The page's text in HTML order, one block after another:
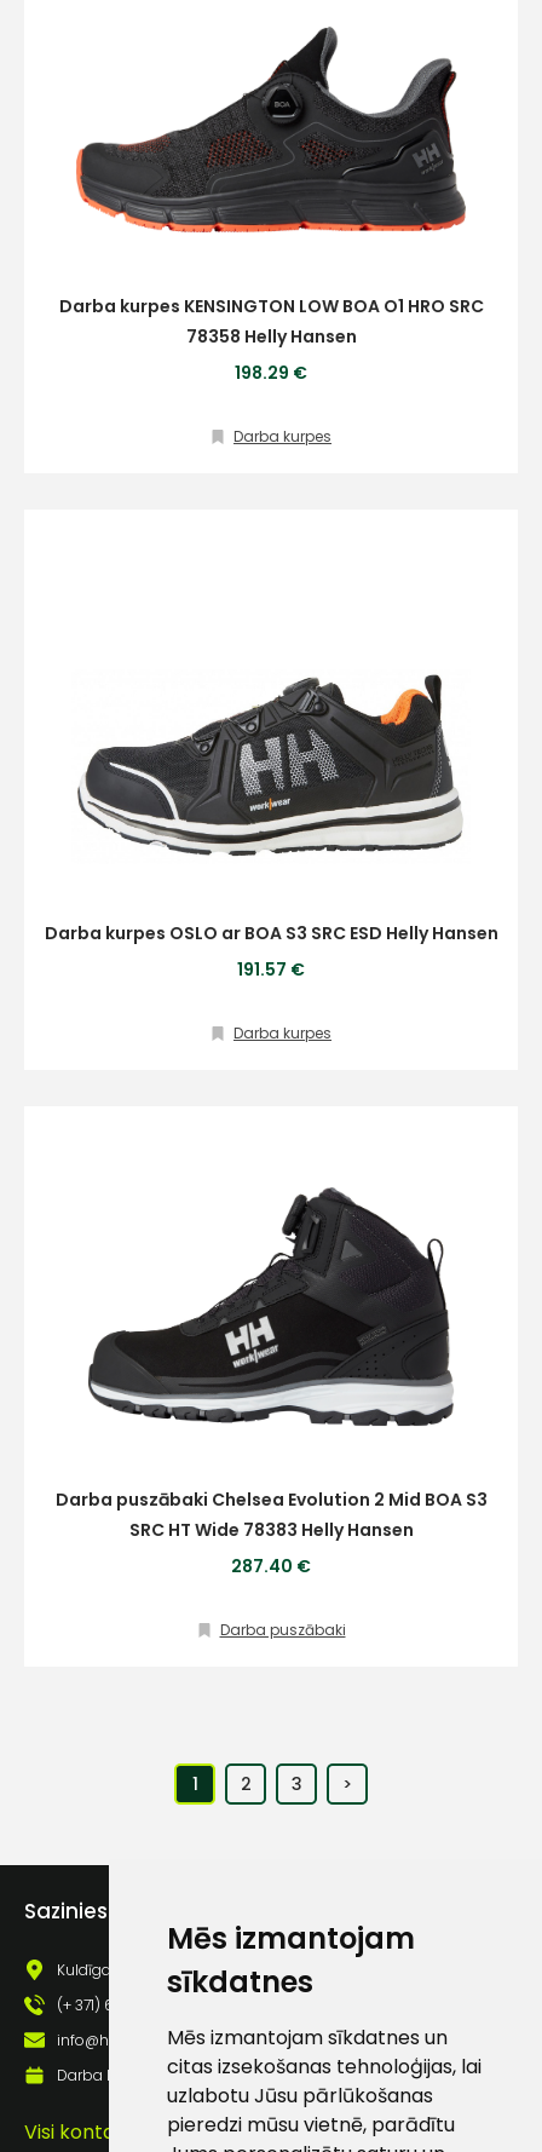
Mēs izmantojam
sīkdatnes
Mēs izmantojam sīkdatnes un
citas izsekošanas tehnoloģijas, lai
uzlabotu Jūsu pārlūkošanas
pieredzi mūsu vietnē, parādītu
Darba kurpes KENSINGTON LOW BOA O1 HRO SRC
78358 Helly Hansen
198.29 €
Darba kurpes
Darba kurpes OSLO ar BOA S3 SRC ESD Helly Hansen
191.57 €
Darba kurpes
Darba puszābaki Chelsea Evolution 2 Mid BOA S3
SRC HT Wide 78383 Helly Hansen
287.40 €
Darba puszābaki
1 2 3 >
Sazinies ar mums
Kuldīgas iela 69a, Saldus, Saldus nov., LV - 3801
(+ 371) 63 881 186
info@hards.lv
Darba laiks: Darbadienās: 8:00 - 17:00
Visi kontakti